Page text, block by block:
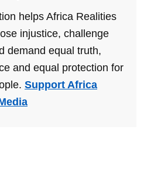
helps Africa Realities
injustice, challenge
demand equal truth,
and equal protection for
Support Africa